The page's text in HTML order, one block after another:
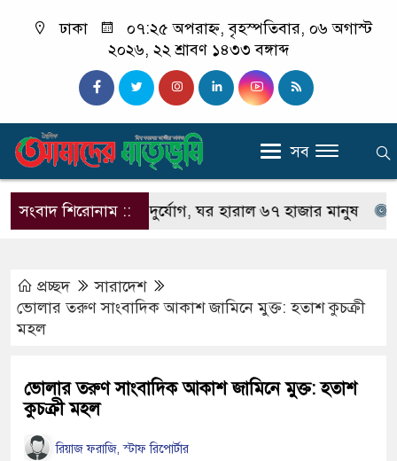
ঢাকা
০৭:২৫ অপরাহ্ন, বৃহস্পতিবার, ০৬ অগাস্ট
২০২৬, ২২ শ্রাবণ ১৪৩৩ বঙ্গাব্দ
সব
সংবাদ শিরোনাম ::
যুক্তরাষ্ট্রে ভয়াবহ দুর্যোগ, ঘর হারাল ৬৭ হাজার মানুষ
প্রচ্ছদ
সারাদেশ
ভোলার তরুণ সাংবাদিক আকাশ জামিনে মুক্ত: হতাশ কুচক্রী
মহল
ভোলার তরুণ সাংবাদিক আকাশ জামিনে মুক্ত: হতাশ
কুচক্রী মহল
রিয়াজ ফরাজি, স্টাফ রিপোর্টার